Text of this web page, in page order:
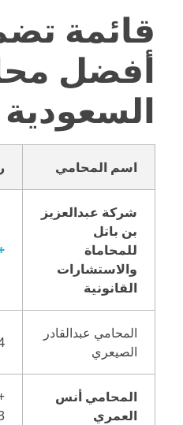
أفضل
السعودية
اسم المحامي
شركة عبدالعزيز
بن باتل
للمحاماة
والاستشارات
القانونية
المحامي عبدالقادر
الصيعري
⁦+966533192334⁩
المحامي أنس
العمري